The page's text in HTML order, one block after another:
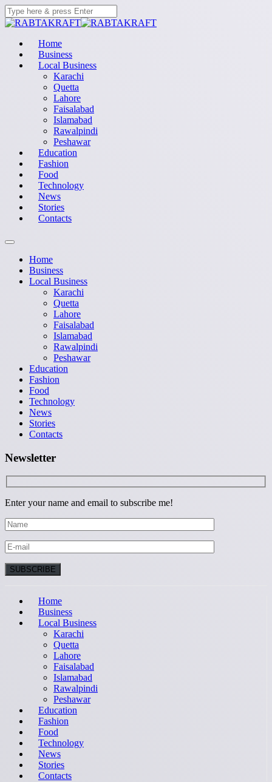
Home
Business
Local Business
Karachi
Quetta
Lahore
Faisalabad
Islamabad
Rawalpindi
Peshawar
Education
Fashion
Food
Technology
News
Stories
Contacts
Home
Business
Local Business
Karachi
Quetta
Lahore
Faisalabad
Islamabad
Rawalpindi
Peshawar
Education
Fashion
Food
Technology
News
Stories
Contacts
Newsletter
Enter your name and email to subscribe me!
Home
Business
Local Business
Karachi
Quetta
Lahore
Faisalabad
Islamabad
Rawalpindi
Peshawar
Education
Fashion
Food
Technology
News
Stories
Contacts